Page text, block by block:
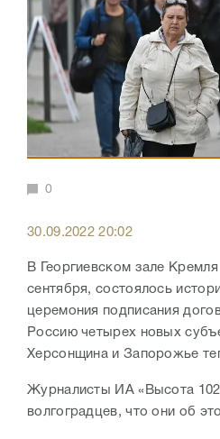
0
30.09.2022 20:02
В Георгиевском зале
сентября, состоялось
церемония подписания
Россию четырех новых
Херсонщина и Запорожье
Журналисты ИА «Высота
волгоградцев, что они об